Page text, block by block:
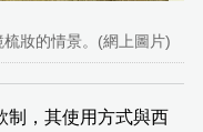
妝的情景。(網上圖片)
制，其使用方式與西